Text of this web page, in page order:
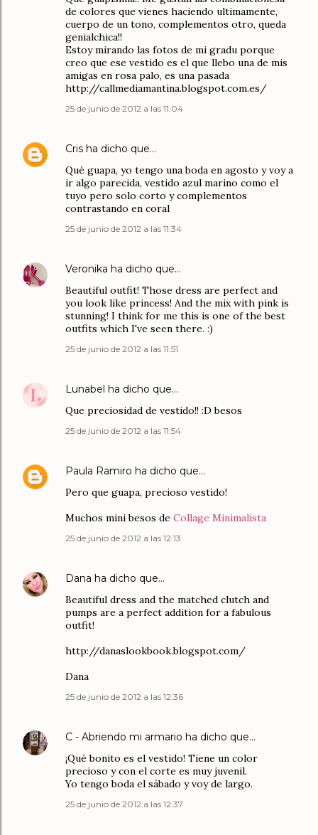
de colores que vienes haciendo ultimamente,
cuerpo de un tono, complementos otro, queda
genialchica!!
Estoy mirando las fotos de mi gradu porque
creo que ese vestido es el que llebo una de mis
amigas en rosa palo, es una pasada
http://callmediamantina.blogspot.com.es/
25 de junio de 2012 a las 11:04
Cris ha dicho que…
Qué guapa, yo tengo una boda en agosto y voy a
ir algo parecida, vestido azul marino como el
tuyo pero solo corto y complementos
contrastando en coral
25 de junio de 2012 a las 11:34
Veronika ha dicho que…
Beautiful outfit! Those dress are perfect and
you look like princess! And the mix with pink is
stunning! I think for me this is one of the best
outfits which I've seen there. :)
25 de junio de 2012 a las 11:51
Lunabel ha dicho que…
Que preciosidad de vestido!! :D besos
25 de junio de 2012 a las 11:54
Paula Ramiro ha dicho que…
Pero que guapa, precioso vestido!
Muchos mini besos de Collage Minimalista
25 de junio de 2012 a las 12:13
Dana ha dicho que…
Beautiful dress and the matched clutch and
pumps are a perfect addition for a fabulous
outfit!
http://danaslookbook.blogspot.com/
Dana
25 de junio de 2012 a las 12:36
C - Abriendo mi armario ha dicho que…
¡Qué bonito es el vestido! Tiene un color
precioso y con el corte es muy juvenil.
Yo tengo boda el sábado y voy de largo.
25 de junio de 2012 a las 12:37